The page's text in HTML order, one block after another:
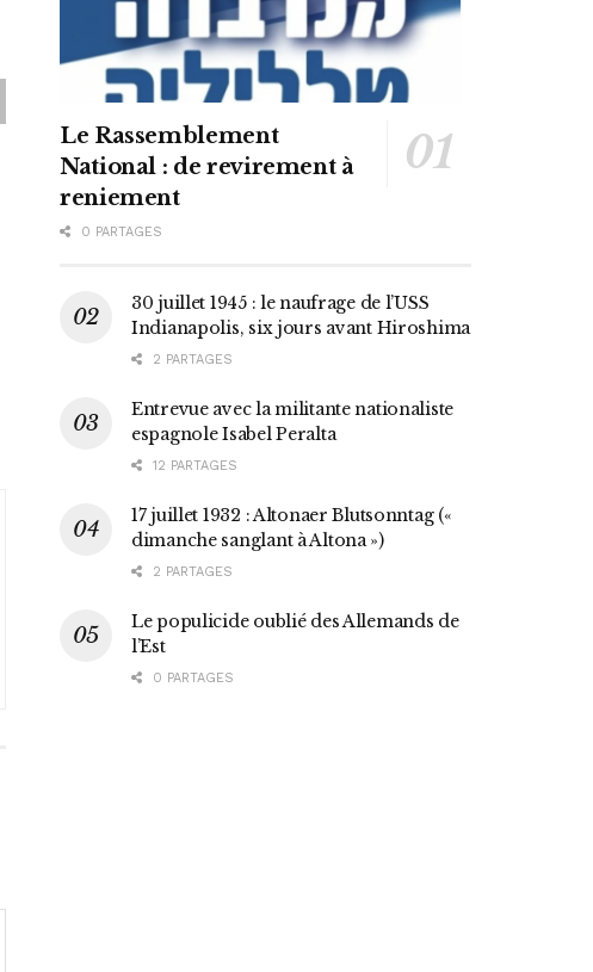
Le Rassemblement
National : de revirement à
reniement
0 PARTAGES
30 juillet 1945 : le naufrage de l’USS
Indianapolis, six jours avant Hiroshima
2 PARTAGES
Entrevue avec la militante nationaliste
espagnole Isabel Peralta
12 PARTAGES
17 juillet 1932 : Altonaer Blutsonntag («
dimanche sanglant à Altona »)
2 PARTAGES
Le populicide oublié des Allemands de
l’Est
0 PARTAGES